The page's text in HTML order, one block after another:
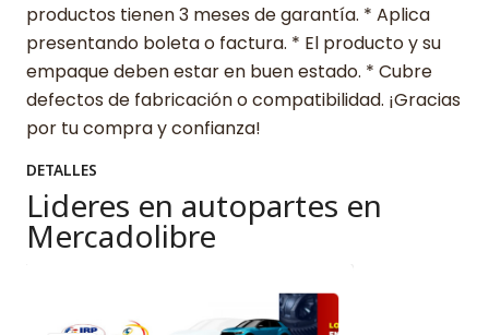
productos tienen 3 meses de garantía. * Aplica
presentando boleta o factura. * El producto y su
empaque deben estar en buen estado. * Cubre
defectos de fabricación o compatibilidad. ¡Gracias
por tu compra y confianza!
DETALLES
Lideres en autopartes en
Mercadolibre